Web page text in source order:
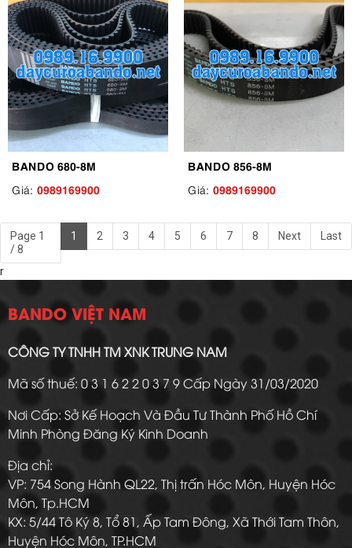
BANDO 680-8M
Giá: 0989169900
BANDO 856-8M
Giá: 0989169900
Page 1
/ 8
1 2 3 4 5 6 7 8 Next Last
r
BANDO VIỆT NAM
CÔNG TY TNHH TM XNK TRUNG NAM
Mã số thuế: 0 3 1 6 2 2 0 3 7 9 Cấp Ngày 31/03/2020
Nơi Cấp: Sở Kế Hoạch Và Đầu Tư Thành Phố Hồ Chí
Minh Phòng Đăng Ký Kinh Doanh
Địa chỉ:
VP: 754 Song Hành QL22, Thị trấn Hóc Môn, Huyện Hóc
Môn, Tp.HCM
KX: 5/44 Tô Ký 8, Tổ 81, Ấp Tam Đông, Xã Thới Tam Thôn,
Huyện Hóc Môn, TP.HCM